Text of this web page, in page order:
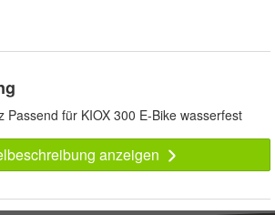
Passend für KIOX 300 E-Bike wasserfest
anzeigen